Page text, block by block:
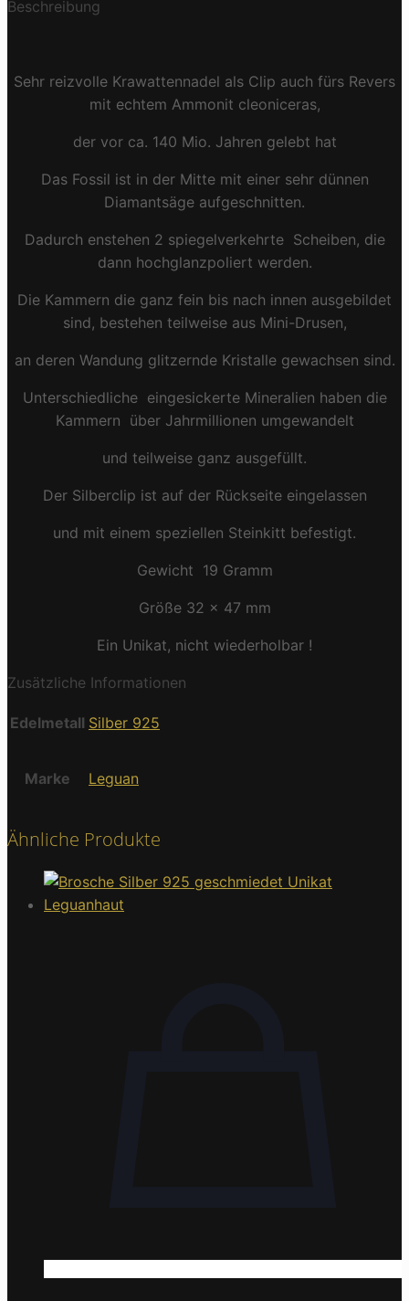
Beschreibung
Sehr reizvolle Krawattennadel als Clip auch fürs Revers
mit echtem Ammonit cleoniceras,
der vor ca. 140 Mio. Jahren gelebt hat
Das Fossil ist in der Mitte mit einer sehr dünnen
Diamantsäge aufgeschnitten.
Dadurch enstehen 2 spiegelverkehrte Scheiben, die
dann hochglanzpoliert werden.
Die Kammern die ganz fein bis nach innen ausgebildet
sind, bestehen teilweise aus Mini-Drusen,
an deren Wandung glitzernde Kristalle gewachsen sind.
Unterschiedliche eingesickerte Mineralien haben die
Kammern über Jahrmillionen umgewandelt
und teilweise ganz ausgefüllt.
Der Silberclip ist auf der Rückseite eingelassen
und mit einem speziellen Steinkitt befestigt.
Gewicht 19 Gramm
Größe 32 x 47 mm
Ein Unikat, nicht wiederholbar !
Zusätzliche Informationen
Edelmetall Silber 925
Marke Leguan
Ähnliche Produkte